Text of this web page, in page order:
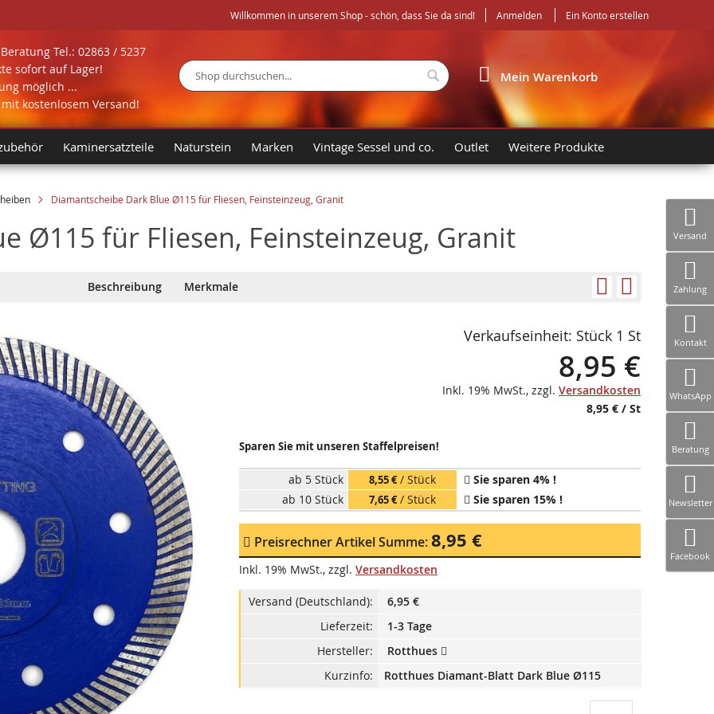
Willkommen in unserem Shop - schön, dass Sie da sind! Anmelden Ein Konto erstellen
Tel.: 02863 / 5237
sofort auf Lager!
möglich ...
kostenlosem Versand!
Mein Warenkorb
Suche
Suche
Kaminersatzteile Naturstein Marken Vintage Sessel und co. Outlet Weitere Produkte
Diamantscheibe Dark Blue Ø115 für Fliesen, Feinsteinzeug, Granit
Ø115 für Fliesen, Feinsteinzeug, Granit
Beschreibung Merkmale
Verkaufseinheit: Stück 1 St
8,95 €
Inkl. 19% MwSt., zzgl. Versandkosten
8,95 € / St
Sparen Sie mit unseren Staffelpreisen!
ab 5 Stück 8,55 € / Stück Sie sparen 4% !
ab 10 Stück
7,65 € / Stück Sie sparen 15% !
Preisrechner Artikel Summe:8,95 €
Inkl. 19% MwSt., zzgl. Versandkosten
Versand (Deutschland):
6,95 €
Lieferzeit:
1-3 Tage
Hersteller:
Rotthues
Kurzinfo:
Rotthues Diamant-Blatt Dark Blue Ø115
Versand
Zahlung
Kontakt
WhatsApp
Beratung
Newsletter
Facebook